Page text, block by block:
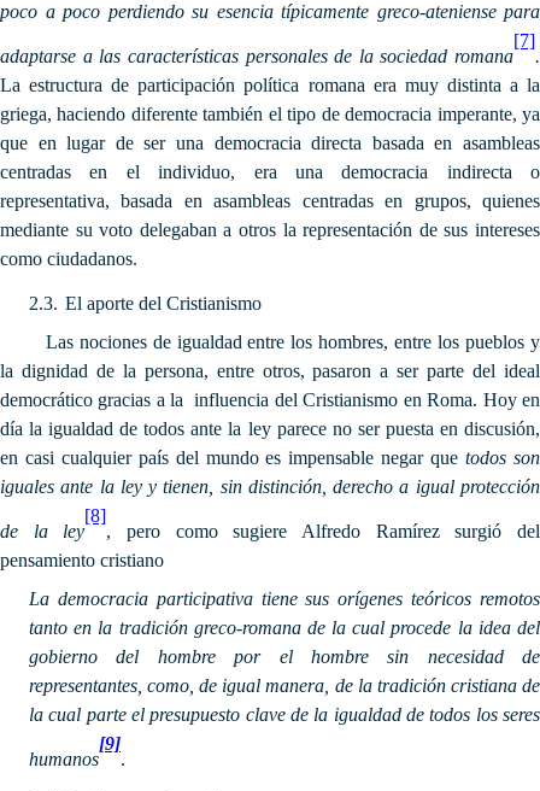
poco a poco perdiendo su esencia típicamente greco-ateniense para
adaptarse a las características personales de la sociedad romana
[7]
.
La estructura de participación política romana era muy distinta a la
griega, haciendo diferente también el tipo de democracia imperante, ya
que en lugar de ser una democracia directa basada en asambleas
centradas en el individuo, era una democracia indirecta o
representativa, basada en asambleas centradas en grupos, quienes
mediante su voto delegaban a otros la representación de sus intereses
como ciudadanos.
2.3. El aporte del Cristianismo
Las nociones de igualdad entre los hombres, entre los pueblos y
la dignidad de la persona, entre otros, pasaron a ser parte del ideal
democrático gracias a la influencia del Cristianismo en Roma. Hoy en
día la igualdad de todos ante la ley parece no ser puesta en discusión,
en casi cualquier país del mundo es impensable negar quetodos son
iguales ante la ley y tienen, sin distinción, derecho a igual protección
de la ley
[8]
, pero como sugiere Alfredo Ramírez surgió del
pensamiento cristiano
La democracia participativa tiene sus orígenes teóricos remotos
tanto en la tradición greco-romana de la cual procede la idea del
gobierno del hombre por el hombre sin necesidad de
representantes, como, de igual manera, de la tradición cristiana de
la cual parte el presupuesto clave de la igualdad de todos los seres
humanos
[9]
.